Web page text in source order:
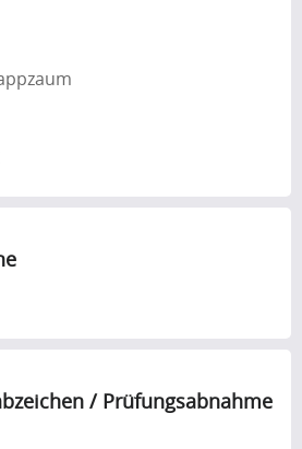
/ Prüfungsabnahme